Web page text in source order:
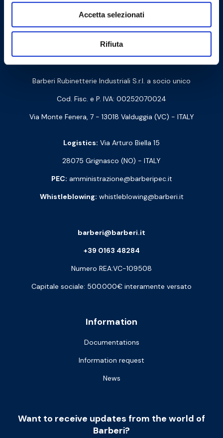
Accetta selezionati
Rifiuta
Cookie Policy Privacy Policy
Contact us
Barberi Rubinetterie Industriali S.r.l. a socio unico
Cod. Fisc. e P. IVA: 00252070024
Via Monte Fenera, 7 - 13018 Valduggia (VC) - ITALY
Logistics: Via Arturo Biella 15
28075 Grignasco (NO) - ITALY
PEC: amministrazione@barberipec.it
Whistleblowing: whistleblowing@barberi.it
Information
Documentations
Information request
News
barberi@barberi.it
+39 0163 48284
Numero REA:VC-109508
Capitale sociale: 500.000€ interamente versato
Want to receive updates from the world of
Barberi?